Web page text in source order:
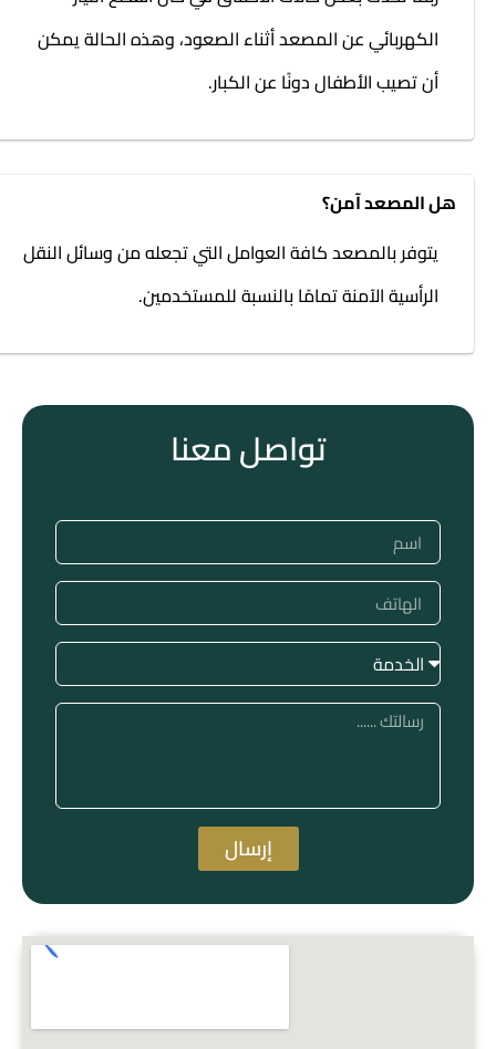
الكهربائي عن المصعد أثناء الصعود، وهذه الحالة يمكن
أن تصيب الأطفال دونًا عن الكبار.
هل المصعد آمن؟
يتوفر بالمصعد كافة العوامل التي تجعله من وسائل النقل
الرأسية الآمنة تمامًا بالنسبة للمستخدمين.
تواصل معنا
إرسال